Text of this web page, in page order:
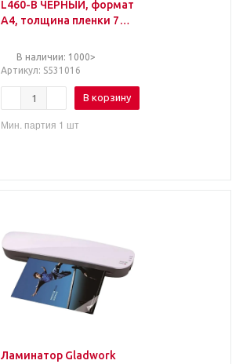
L460-B ЧЕРНЫЙ, формат
A4, толщина пленки 75-
см/мин, 531016
В наличии: 1000>
Артикул: S531016
В корзину
Мин. партия 1 шт
Ламинатор Gladwork